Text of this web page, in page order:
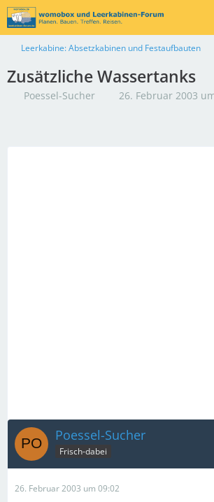
Leerkabine: Absetzkabinen und Festaufbauten
Zusätzliche Wassertanks
Poessel-Sucher 26. Februar 2003
Poessel-Sucher
Frisch-dabei
26. Februar 2003 um 09:02